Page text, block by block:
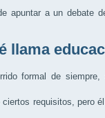
apuntar a un debate
llama
formal de siempre,
requisitos, pero